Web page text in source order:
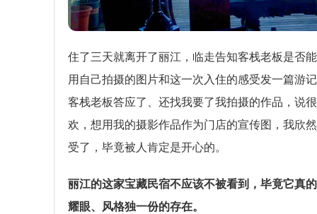
住了三天就离开了丽江，临走告知客栈老板是否
用自己拍摄的图片和这一次入住的感受发一篇游
客栈老板答应了、还找我要了我拍摄的作品，说
欢，想用我的摄影作品作为门店的宣传图，我欣
受了，毕竟被人肯定是开心的。
丽江的这家宝藏民宿不应该不被看到，毕竟它真
耀眼、风格独一份的存在。